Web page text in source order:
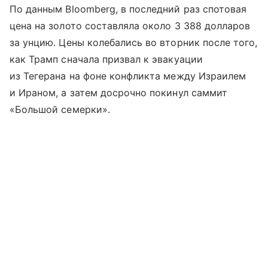
По данным Bloomberg, в последний раз спотовая
цена на золото составляла около 3 388 долларов
за унцию. Цены колебались во вторник после того,
как Трамп сначала призвал к эвакуации
из Тегерана на фоне конфликта между Израилем
и Ираном, а затем досрочно покинул саммит
«Большой семерки».